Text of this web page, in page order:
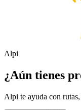
Alpi
¿Aún tienes
Alpi te ayuda con